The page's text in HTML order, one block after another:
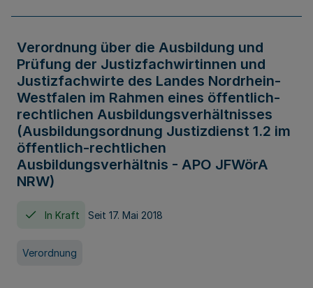
Verordnung über die Ausbildung und
Prüfung der Justizfachwirtinnen und
Justizfachwirte des Landes Nordrhein-
Westfalen im Rahmen eines öffentlich-
rechtlichen Ausbildungsverhältnisses
(Ausbildungsordnung Justizdienst 1.2 im
öffentlich-rechtlichen
Ausbildungsverhältnis - APO JFWörA
NRW)
In Kraft Seit 17. Mai 2018
Verordnung